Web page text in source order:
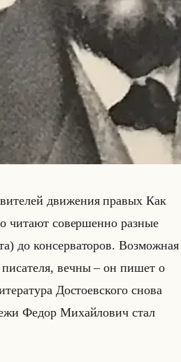
дви­же­ния пра­вых Как
чи­та­ют со­вер­шен­но раз­ные
до кон­сер­ва­то­ров. Воз­мож­ная
вечны – он пишет о
До­сто­ев­ско­го снова
Федор Ми­хайло­вич стал